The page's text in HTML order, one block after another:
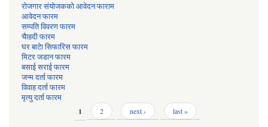
रोजगार संयोजकको आवेदन फाराम
आवेदन फारम
सम्पति विवरण फारम
चैाहदी फारम
घर बाटेा सिफारिस फारम
मिटर जडान फारम
बसाई सराई फारम
जन्म दर्ता फारम
विवाह दर्ता फारम
मृत्यु दर्ता फारम
1 2 next › last »